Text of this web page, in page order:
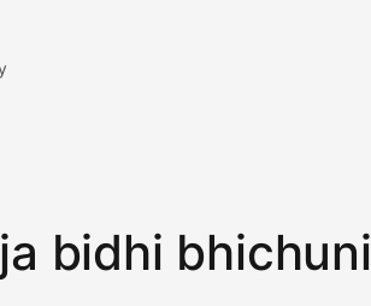
bidhi bhichuni